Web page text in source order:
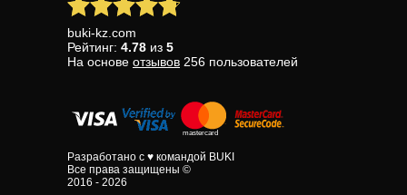
buki-kz.com
Рейтинг: 4.78 из 5
На основе отзывов 256 пользователей
Разработано с ♥ командой BUKI
Все права защищены ©
2016 - 2026